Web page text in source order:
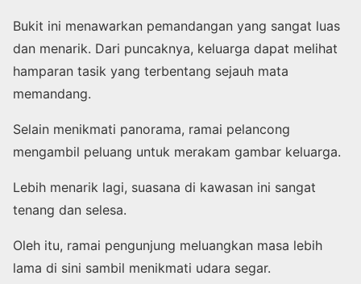
Bukit ini menawarkan pemandangan yang sangat luas
dan menarik. Dari puncaknya, keluarga dapat melihat
hamparan tasik yang terbentang sejauh mata
memandang.
Selain menikmati panorama, ramai pelancong
mengambil peluang untuk merakam gambar keluarga.
Lebih menarik lagi, suasana di kawasan ini sangat
tenang dan selesa.
Oleh itu, ramai pengunjung meluangkan masa lebih
lama di sini sambil menikmati udara segar.